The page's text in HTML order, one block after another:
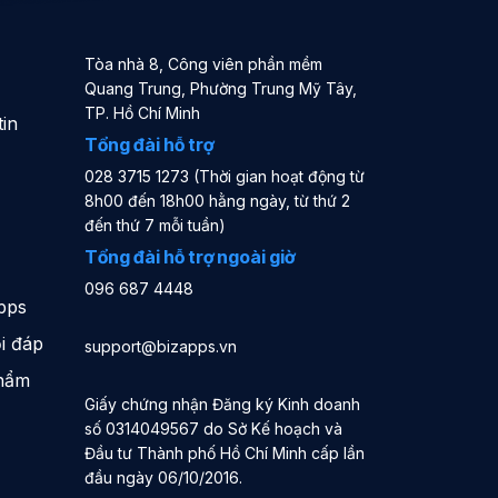
đáp
Tòa nhà 8, Công viên phần mềm
Quang Trung, Phường Trung Mỹ Tây,
TP. Hồ Chí Minh
Tổng đài hỗ trợ
028 3715 1273 (Thời gian hoạt động từ
8h00 đến 18h00 hằng ngày, từ thứ 2
đến thứ 7 mỗi tuần)
Tổng đài hỗ trợ ngoài giờ
096 687 4448
support@bizapps.vn
Giấy chứng nhận Đăng ký Kinh doanh
số 0314049567 do Sở Kế hoạch và
Đầu tư Thành phố Hồ Chí Minh cấp lần
đầu ngày 06/10/2016.